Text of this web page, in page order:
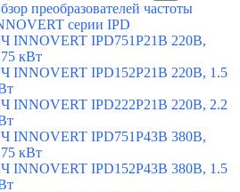
преобразователей частоты
серии IPD
INNOVERT IPD751P21B 220В,
кВт
INNOVERT IPD152P21B 220В, 1.5
INNOVERT IPD222P21B 220В, 2.2
INNOVERT IPD751P43B 380В,
кВт
INNOVERT IPD152P43B 380В, 1.5